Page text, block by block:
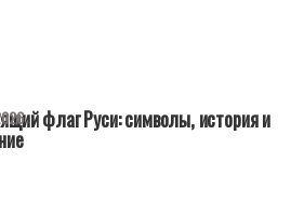
флаг Руси: символы, история и